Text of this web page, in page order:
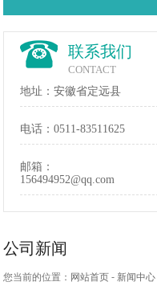
联系我们
CONTACT
地址：安徽省定远县
电话：0511-83511625
邮箱：
156494952@qq.com
公司新闻
您当前的位置： 网站首页 - 新闻中心